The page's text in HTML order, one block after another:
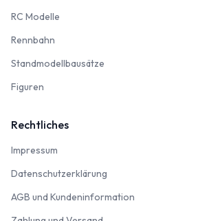
RC Modelle
Rennbahn
Standmodellbausätze
Figuren
Rechtliches
Impressum
Datenschutzerklärung
AGB und Kundeninformation